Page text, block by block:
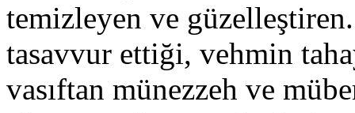
temizleyen ve
tasavvur ettiği, vehmin
vasıftan münezzeh ve